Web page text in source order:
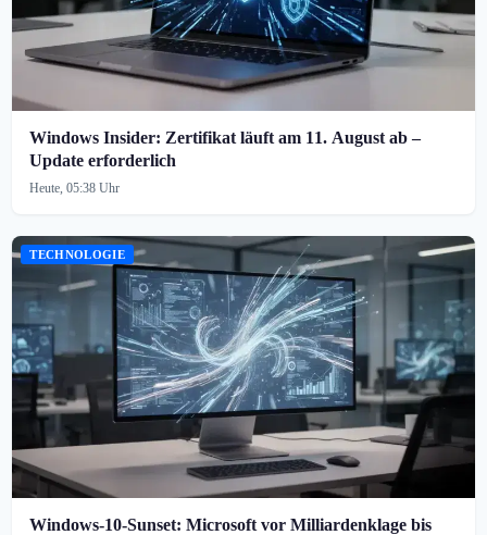
Windows Insider: Zertifikat läuft am 11. August ab –
Update erforderlich
Heute, 05:38 Uhr
TECHNOLOGIE
Windows-10-Sunset: Microsoft vor Milliardenklage bis